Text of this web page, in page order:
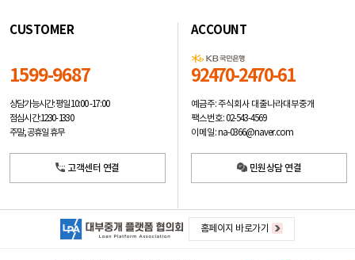
CUSTOMER
1599-9687
상담가능시간: 평일10:00 -17:00
점심시간: 12:30 - 13:30
주말, 공휴일 휴무
고객센터 연결
ACCOUNT
92470-2470-61
예금주: 주식회사 대출나라대부중개
팩스번호: 02-543-4569
이메일: na-0366@naver.com
민원상담 연결
홈페이지 바로가기